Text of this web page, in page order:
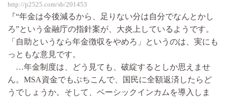
http://p2525.com/sb/201453
『“年金は今後減るから、足りない分は自分でなんとかし
ろ”という金融庁の指針案が、大炎上しているようです。
「自助というなら年金徴収をやめろ」というのは、実にも
っともな意見です。
…年金制度は、どう見ても、破綻するとしか思えませ
ん。MSA資金でもぶちこんで、国民に全額返済したらど
うでしょうか。そして、ベーシックインカムを導入しま